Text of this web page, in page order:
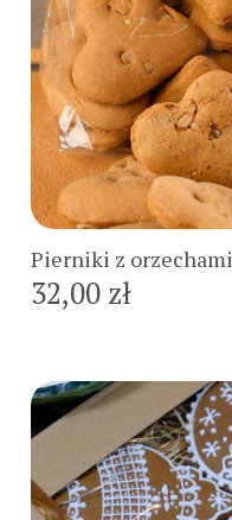
Pierniki z orzechami
32,00 zł